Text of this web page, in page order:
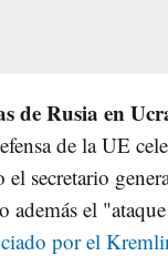
de Rusia en
de la UE
secretario
además el
por el